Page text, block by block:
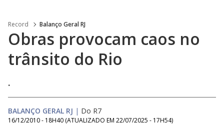
Record Balanço Geral RJ
Obras provocam caos no
trânsito do Rio
.
BALANÇO GERAL RJ | Do R7
16/12/2010 - 18H40 (ATUALIZADO EM 22/07/2025 - 17H54)